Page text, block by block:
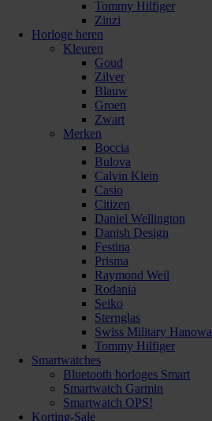
Tommy Hilfiger
Zinzi
Horloge heren
Kleuren
Goud
Zilver
Blauw
Groen
Zwart
Merken
Boccia
Bulova
Calvin Klein
Casio
Citizen
Daniel Wellington
Danish Design
Festina
Prisma
Raymond Weil
Rodania
Seiko
Sternglas
Swiss Military Hanowa
Tommy Hilfiger
Smartwatches
Bluetooth horloges Smart
Smartwatch Garmin
Smartwatch OPS!
Korting-Sale